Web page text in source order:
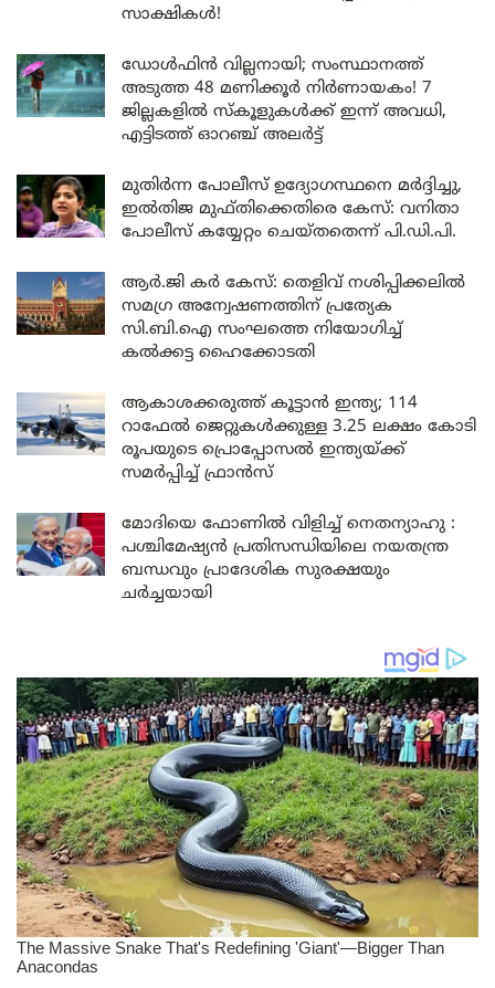
സാക്ഷികൾ!
ഡോൾഫിൻ വില്ലനായി; സംസ്ഥാനത്ത്
അടുത്ത 48 മണിക്കൂർ നിർണായകം! 7
ജില്ലകളിൽ സ്കൂളുകൾക്ക് ഇന്ന് അവധി,
എട്ടിടത്ത് ഓറഞ്ച് അലർട്ട്
മുതിർന്ന പോലീസ് ഉദ്യോഗസ്ഥനെ മർദ്ദിച്ചു,
ഇൽതിജ മുഫ്തിക്കെതിരെ കേസ്: വനിതാ
പോലീസ് കയ്യേറ്റം ചെയ്തതെന്ന് പി.ഡി.പി.
ആർ.ജി കർ കേസ്: തെളിവ് നശിപ്പിക്കലിൽ
സമഗ്ര അന്വേഷണത്തിന് പ്രത്യേക
സി.ബി.ഐ സംഘത്തെ നിയോഗിച്ച്
കൽക്കട്ട ഹൈക്കോടതി
ആകാശക്കരുത്ത് കൂട്ടാൻ ഇന്ത്യ; 114
റാഫേൽ ജെറ്റുകൾക്കുള്ള 3.25 ലക്ഷം കോടി
രൂപയുടെ പ്രൊപ്പോസൽ ഇന്ത്യയ്ക്ക്
സമർപ്പിച്ച് ഫ്രാൻസ്
മോദിയെ ഫോണിൽ വിളിച്ച് നെതന്യാഹു :
പശ്ചിമേഷ്യൻ പ്രതിസന്ധിയിലെ നയതന്ത്ര
ബന്ധവും പ്രാദേശിക സുരക്ഷയും
ചർച്ചയായി